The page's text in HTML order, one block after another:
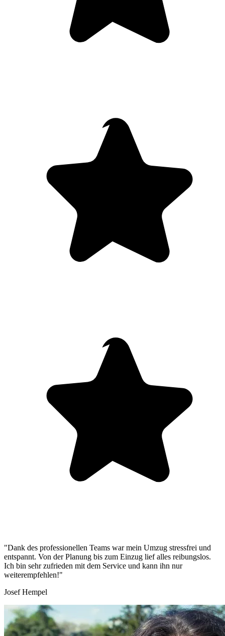
"Dank des professionellen Teams war mein Umzug stressfrei und
entspannt. Von der Planung bis zum Einzug lief alles reibungslos.
Ich bin sehr zufrieden mit dem Service und kann ihn nur
weiterempfehlen!"
Josef Hempel